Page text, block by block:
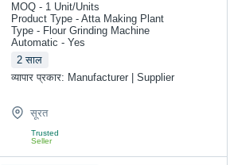
MOQ - 1 Unit/Units
Product Type - Atta Making Plant
Type - Flour Grinding Machine
Automatic - Yes
2 साल
व्यापार प्रकार: Manufacturer | Supplier
सूरत
Trusted
Seller